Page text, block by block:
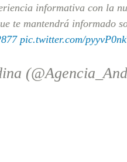
informativa con la
te mantendrá informado
pic.twitter.com/